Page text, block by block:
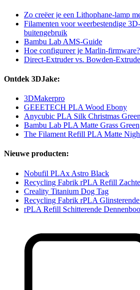
Zo creëer je een Lithophane-lamp
Filamenten voor weerbestendige
buitengebruik
Bambu Lab AMS-Guide
Hoe configureer je Marlin-firmware?
Direct-Extruder vs. Bowden-
Ontdek 3DJake:
3DMakerpro
GEEETECH PLA Wood Ebony
Anycubic PLA Silk Christmas Green
Bambu Lab PLA Matte Grass Green
The Filament Refill PLA Matte
Nieuwe producten:
Nobufil PLAx Astro Black
Recycling Fabrik rPLA Refill
Creality Titanium Dog Tag
Recycling Fabrik rPLA
rPLA Refill Schitterende